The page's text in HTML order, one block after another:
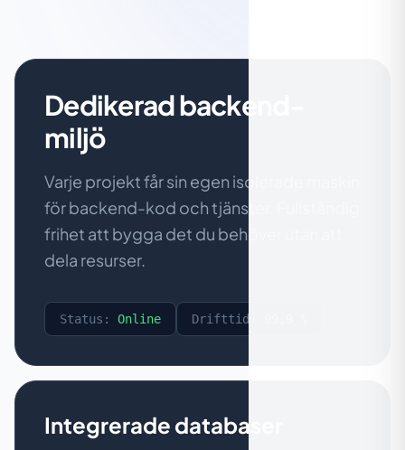
Dedikerad backend-
miljö
Varje projekt får sin egen isolerade maskin
för backend-kod och tjänster. Fullständig
frihet att bygga det du behöver utan att
dela resurser.
Status: Online Drifttid:
Integrerade databaser